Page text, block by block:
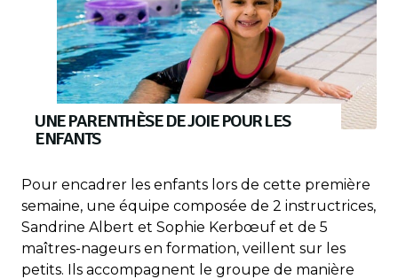
UNE PARENTHÈSE DE JOIE POUR LES
ENFANTS
Pour encadrer les enfants lors de cette première
semaine, une équipe composée de 2 instructrices,
Sandrine Albert et Sophie Kerbœuf et de 5
maîtres-nageurs en formation, veillent sur les
petits. Ils accompagnent le groupe de manière